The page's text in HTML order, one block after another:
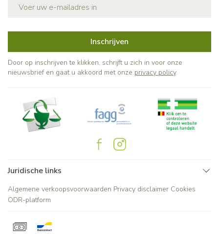
Inschrijven
Door op inschrijven te klikken, schrijft u zich in voor onze
nieuwsbrief en gaat u akkoord met onze privacy policy.
Juridische links
Algemene verkoopsvoorwaarden Privacy disclaimer Cookies
ODR-platform